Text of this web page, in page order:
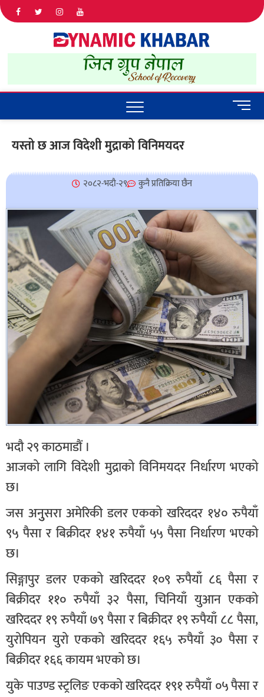
IN NEPAL
M
e
u
o
n
यस्तो छ आज विदेशी मुद्राको विनिमयदर
२०८२-भदौ-२९ कुनै प्रतिक्रिया छैन
भदौ २९ काठमाडौं ।
आजको लागि विदेशी मुद्राको विनिमयदर निर्धारण भएको
छ।
जस अनुुसरा अमेरिकी डलर एकको खरिददर १४० रुपैयाँ
९५ पैसा र बिक्रीदर १४१ रुपैयाँ ५५ पैसा निर्धारण भएको
छ।
सिङ्गापुर डलर एकको खरिददर १०९ रुपैयाँ ८६ पैसा र
बिक्रीदर ११० रुपैयाँ ३२ पैसा, चिनियाँ युआन एकको
खरिददर १९ रुपैयाँ ७९ पैसा र बिक्रीदर १९ रुपैयाँ ८८ पैसा,
युरोपियन युरो एकको खरिददर १६५ रुपैयाँ ३० पैसा र
बिक्रीदर १६६ कायम भएको छ।
युके पाउण्ड स्ट्रलिङ एकको खरिददर १९१ रुपैयाँ ०५ पैसा र